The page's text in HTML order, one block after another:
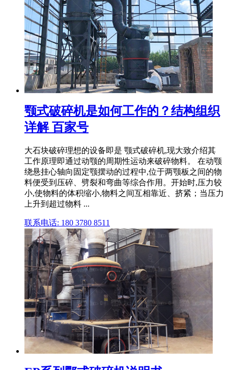
颚式破碎机是如何工作的？结构组织
详解 百家号
大石块破碎理想的设备即是 颚式破碎机,现大致介绍其
工作原理即通过动颚的周期性运动来破碎物料。 在动颚
绕悬挂心轴向固定颚摆动的过程中,位于两颚板之间的物
料便受到压碎、劈裂和弯曲等综合作用。开始时,压力较
小,使物料的体积缩小,物料之间互相靠近、挤紧；当压力
上升到超过物料 ...
联系电话: 180 3780 8511